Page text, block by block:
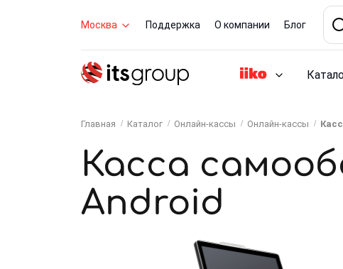
Москва Поддержка О компании Блог
Главная Каталог Онлайн-кассы Онлайн-кассы
Касса
Android